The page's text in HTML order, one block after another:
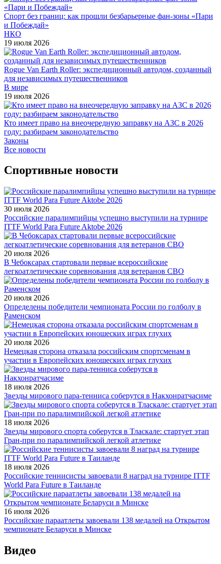
Спорт без границ: как прошли безбарьерные фан-зоны «Пари
и Побеждай»
НКО
19 июля 2026
Rogue Van Earth Roller: экспедиционный автодом, созданный
для независимых путешественников
В мире
19 июля 2026
Кто имеет право на внеочередную заправку на АЗС в 2026
году: разбираем законодательство
Законы
Все новости
Спортивные новости
30 июля 2026
Российские паралимпийцы успешно выступили на турнире
ITTF World Para Future Aktobe 2026
20 июля 2026
В Чебоксарах стартовали первые всероссийские
легкоатлетические соревнования для ветеранов СВО
20 июля 2026
Определены победители чемпионата России по голболу в
Раменском
20 июля 2026
Немецкая сторона отказала российским спортсменам в
участии в Европейских юношеских играх глухих
18 июля 2026
Звезды мирового пара-тенниса соберутся в Накхонратчасиме
18 июля 2026
Звезды мирового спорта соберутся в Тласкале: стартует этап
Гран-при по паралимпийской легкой атлетике
18 июля 2026
Российские теннисисты завоевали 8 наград на турнире ITTF
World Para Future в Таиланде
16 июля 2026
Российские параатлеты завоевали 138 медалей на Открытом
чемпионате Беларуси в Минске
Видео